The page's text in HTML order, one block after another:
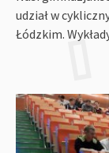
udział w
Łódzkim.